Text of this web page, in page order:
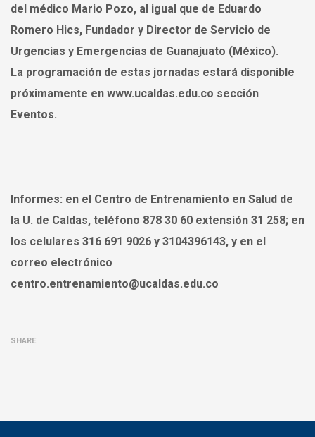
del médico Mario Pozo, al igual que de Eduardo
Romero Hics, Fundador y Director de Servicio de
Urgencias y Emergencias de Guanajuato (México).
La programación de estas jornadas estará disponible
próximamente en www.ucaldas.edu.co sección
Eventos.
Informes: en el Centro de Entrenamiento en Salud de
la U. de Caldas, teléfono 878 30 60 extensión 31 258; en
los celulares 316 691 9026 y 3104396143, y en el
correo electrónico
centro.entrenamiento@ucaldas.edu.co
SHARE